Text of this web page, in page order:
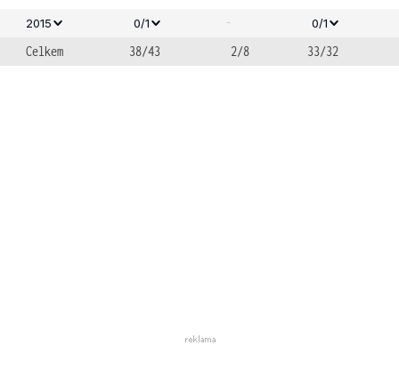
2015 0/1 - 0/1
Celkem 38/43 2/8 33/32